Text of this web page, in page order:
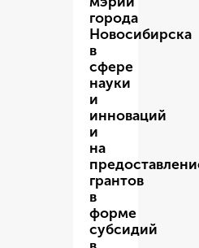
города
Новосибирска
в
сфере
науки
и
инноваций
и
на
грантов
в
форме
субсидий